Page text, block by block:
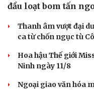
đầu loạt bom tấn
Thanh âm vượt đại
ca từ chốn ngục tù
Hoa hậu Thế giới
Ninh ngày 11/8
Ngoại giao văn hóa